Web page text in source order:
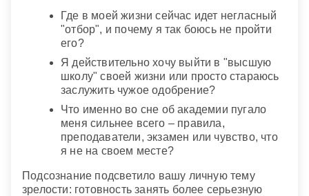
Где в моей жизни сейчас идет негласный
"отбор", и почему я так боюсь не пройти
его?
Я действительно хочу выйти в "высшую
школу" своей жизни или просто стараюсь
заслужить чужое одобрение?
Что именно во сне об академии пугало
меня сильнее всего – правила,
преподаватели, экзамен или чувство, что
я не на своем месте?
Подсознание подсветило вашу личную тему
зрелости: готовность занять более серьезную